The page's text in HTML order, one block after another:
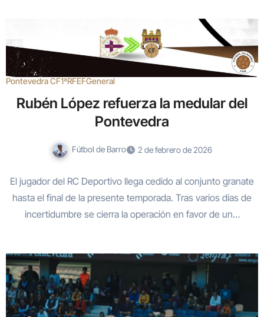
Pontevedra CF1ªRFEFGeneral
Rubén López refuerza la medular del
Pontevedra
Fútbol de Barro 2 de febrero de 2026
El jugador del RC Deportivo llega cedido al conjunto granate
hasta el final de la presente temporada. Tras varios días de
incertidumbre se cierra la operación en favor de un…